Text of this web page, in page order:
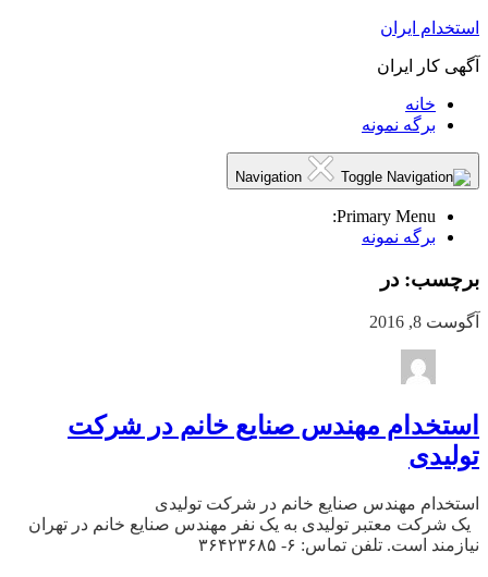
استخدام ایران
آگهی کار ایران
خانه
برگه نمونه
Primary Menu:
برگه نمونه
برچسب: در
آگوست 8, 2016
استخدام مهندس صنایع خانم در شرکت
تولیدی
استخدام مهندس صنایع خانم در شرکت تولیدی
یک شرکت معتبر تولیدی به یک نفر مهندس صنایع خانم در تهران
نیازمند است. تلفن تماس: ۶- ۳۶۴۲۳۶۸۵